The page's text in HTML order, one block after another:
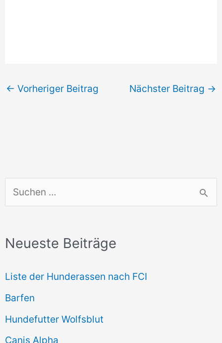
u
h
n
n
a
c
Neueste Beiträge
Liste der Hunderassen nach FCI
Barfen
Hundefutter Wolfsblut
Canis Alpha
← Vorheriger Beitrag Nächster Beitrag →